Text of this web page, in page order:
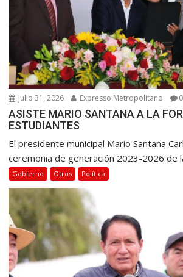
julio 31, 2026 Expresso Metropolitano 0
ASISTE MARIO SANTANA A LA
ESTUDIANTES
El presidente municipal Mario Santana
ceremonia de generación 2023-2026 de
Gobierno Otros Política